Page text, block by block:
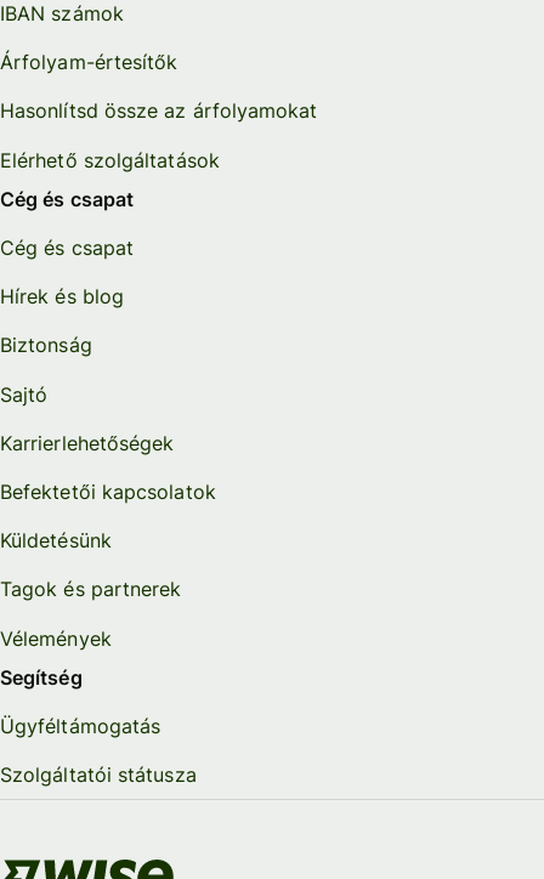
IBAN számok
Árfolyam-értesítők
Hasonlítsd össze az árfolyamokat
Elérhető szolgáltatások
Cég és csapat
Cég és csapat
Hírek és blog
Biztonság
Sajtó
Karrierlehetőségek
Befektetői kapcsolatok
Küldetésünk
Tagok és partnerek
Vélemények
Segítség
Ügyféltámogatás
Szolgáltatói státusza